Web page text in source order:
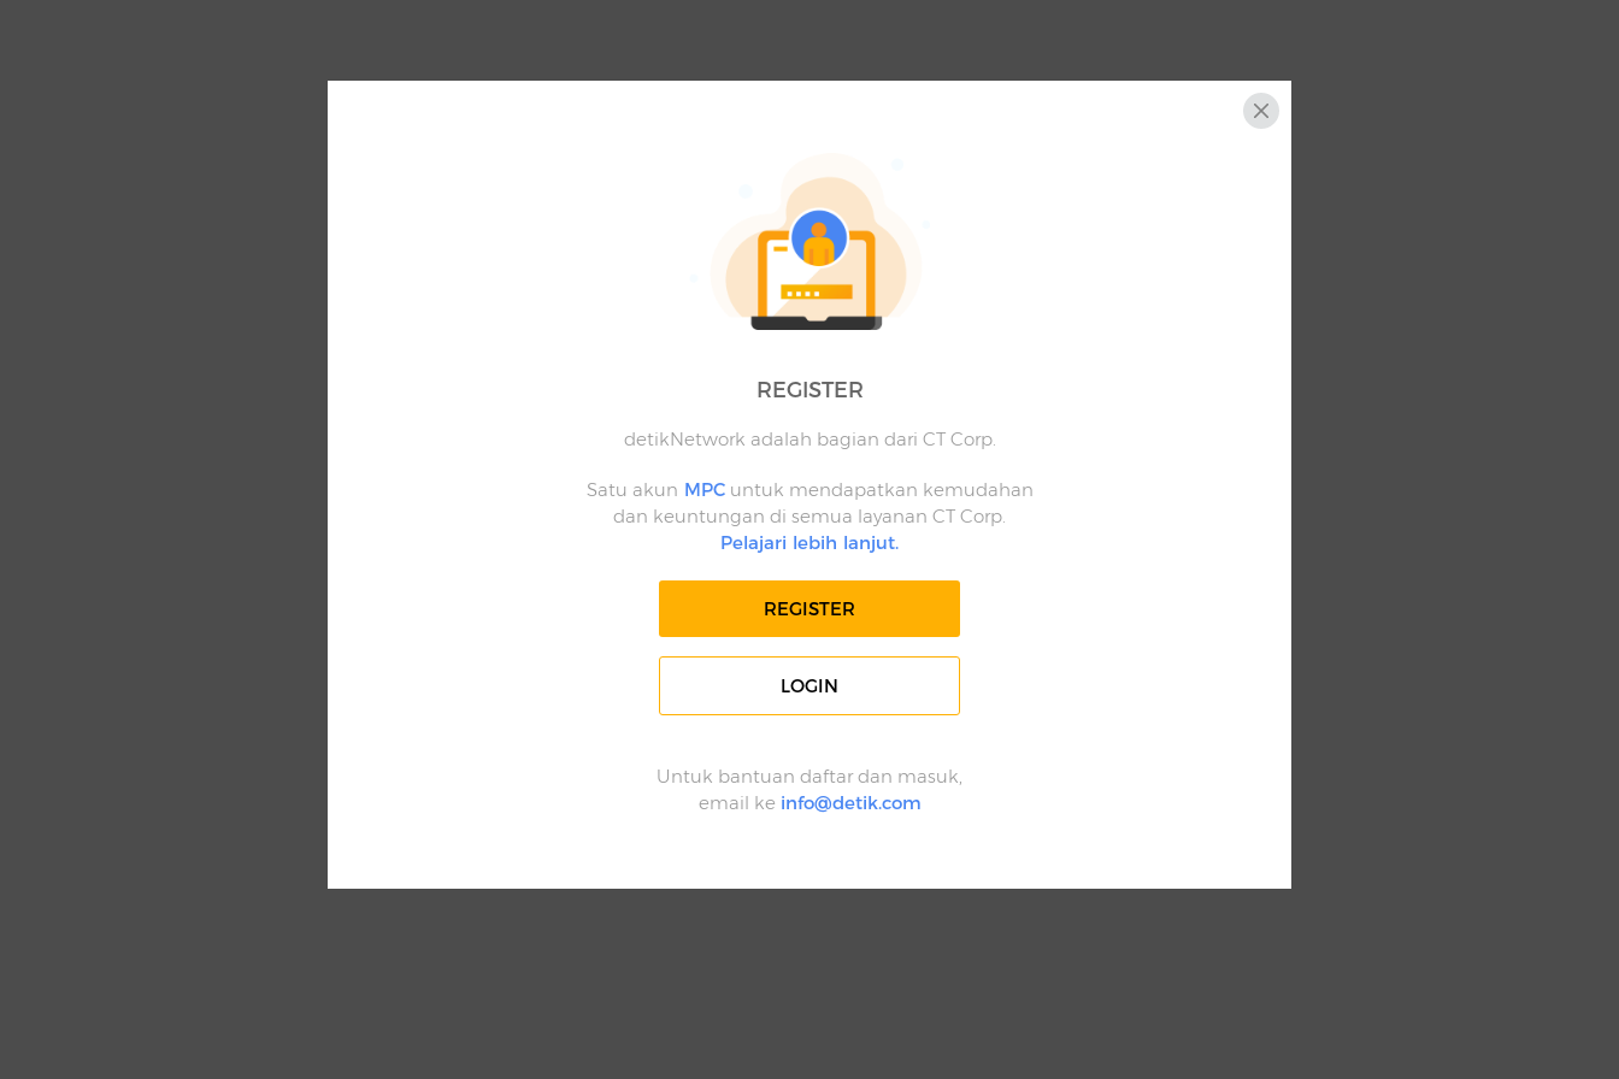
REGISTER
detikNetwork adalah bagian dari CT Corp.
Satu akun MPCuntuk mendapatkan kemudahan
dan keuntungan di semua layanan CT Corp.
Pelajari lebih lanjut.
REGISTER
LOGIN
Untuk bantuan daftar dan masuk,
email ke info@detik.com